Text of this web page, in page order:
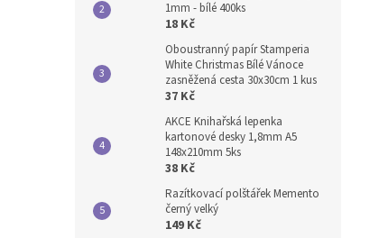
1mm - bílé 400ks
18 Kč
Oboustranný papír Stamperia
White Christmas Bílé Vánoce
zasněžená cesta 30x30cm 1 kus
37 Kč
AKCE Knihařská lepenka
kartonové desky 1,8mm A5
148x210mm 5ks
38 Kč
Razítkovací polštářek Memento
černý velký
149 Kč